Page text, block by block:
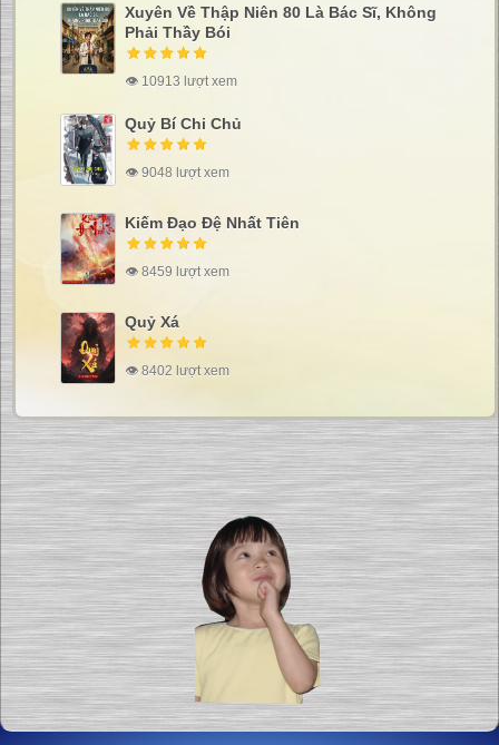
Xuyên Về Thập Niên 80 Là Bác Sĩ, Không
Phải Thầy Bói
👁 10913 lượt xem
Quỷ Bí Chi Chủ
👁 9048 lượt xem
Kiếm Đạo Đệ Nhất Tiên
👁 8459 lượt xem
Quỷ Xá
👁 8402 lượt xem